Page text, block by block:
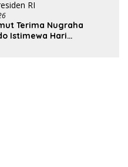
Terima Nugraha
Istimewa Hari